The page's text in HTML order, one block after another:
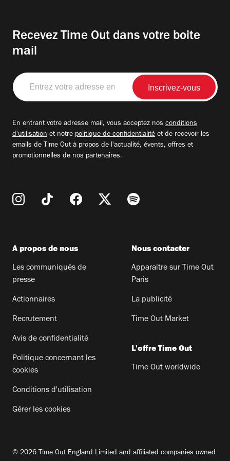
Recevez Time Out dans votre boite
mail
Entrez
votre
adresse
En entrant votre adresse mail, vous acceptez nos conditions
d'utilisation et notre politique de confidentialité et de recevoir les
emails de Time Out à propos de l'actualité, évents, offres et
promotionnelles de nos partenaires.
A propos de nous
Les communiqués de
presse
Actionnaires
Recrutement
Avis de confidentialité
Politique concernant les
cookies
Conditions d'utilisation
Gérer les cookies
Nous contacter
Apparaitre sur Time Out
Paris
La publicité
Time Out Market
L'offre Time Out
Time Out worldwide
© 2026 Time Out England Limited and affiliated companies owned